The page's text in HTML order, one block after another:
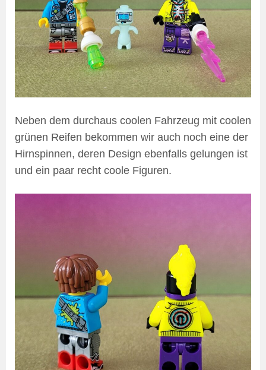
Neben dem durchaus coolen Fahrzeug mit coolen
grünen Reifen bekommen wir auch noch eine der
Hirnspinnen, deren Design ebenfalls gelungen ist
und ein paar recht coole Figuren.